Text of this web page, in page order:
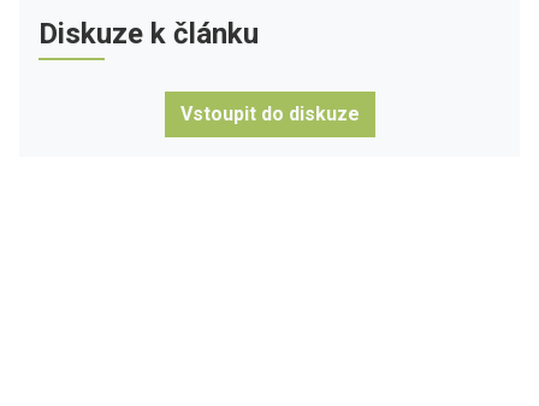
Diskuze k článku
Vstoupit do diskuze